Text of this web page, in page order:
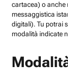
cartacea) o anche
messaggistica
digitali). Tu potrai
modalità indicate